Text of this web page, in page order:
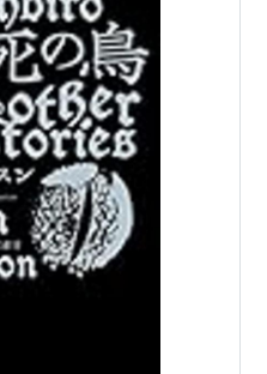
、地ネズミ(gopher)の死
を添えて送りつけた。エ
を持つ家に住んでいて、
いた。ある日一匹退治し
便で8月に西海岸の家か
。出版社のメールボック